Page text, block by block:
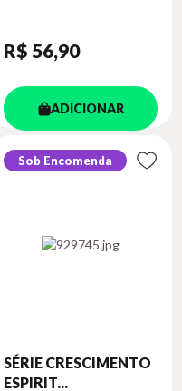
R$ 56,90
ADICIONAR
Sob Encomenda
SÉRIE CRESCIMENTO
ESPIRIT...